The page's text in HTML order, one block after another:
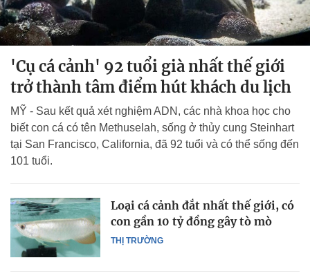
'Cụ cá cảnh' 92 tuổi già nhất thế giới
trở thành tâm điểm hút khách du lịch
MỸ - Sau kết quả xét nghiệm ADN, các nhà khoa học cho
biết con cá có tên Methuselah, sống ở thủy cung Steinhart
tại San Francisco, California, đã 92 tuổi và có thể sống đến
101 tuổi.
THỊ TRƯỜNG
Loại cá cảnh đắt nhất thế giới, có
con gần 10 tỷ đồng gây tò mò